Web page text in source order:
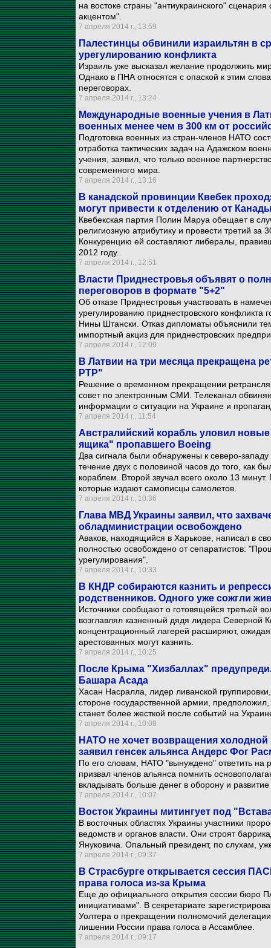
на востоке страны "антиукраинского"
акцентом".
7 апреля 2014 г., 13:59
Палестинцы обвинили израильтян в
урегулированию конфликта
Израиль уже высказал желание продолжить
Однако в ПНА относятся с опаской к этим
переговорах.
7 апреля 2014 г., 13:24
Международные военные учения в
военных менее чем в 300 км от
Подготовка военных из стран-членов НАТО
отработка тактических задач на Адажском
учения, заявил, что только военное
современного мира.
7 апреля 2014 г., 13:16
В канадской провинции Квебек
могут привести к отделению от
Квебекская партия Полин Маруа обещает в
религиозную атрибутику и провести третий
Конкуренцию ей составляют либералы,
2012 году.
7 апреля 2014 г., 12:51
Власти Приднестровья объявят о
переговоров в формате "5+2"
Об отказе Приднестровья участвовать в
урегулированию приднестровского конфликта
Нины Штански. Отказ дипломаты объяснили
импортный акциз для приднестровских
7 апреля 2014 г., 12:09
В Латвии на три месяца прекращена
РТР"
Решение о временном прекращении
совет по электронным СМИ. Телеканал
информации о ситуации на Украине и
7 апреля 2014 г., 11:54
Австралийский корабль уловил
ящика" пропавшего Boeing
Два сигнала были обнаружены к северо-
течение двух с половиной часов до того, как
кораблем. Второй звучал всего около 13
которые издают самописцы самолетов.
7 апреля 2014 г., 10:36
Глава МВД Украины заявил, что
обладминистрации освобождено
Аваков, находящийся в Харькове, написал в
полностью освобождено от сепаратистов:
урегулирования".
7 апреля 2014 г., 10:33
В КНДР собираются казнить и
родственников. Одного уже сожгли
Источники сообщают о готовящейся третьей
возглавлял казненный дядя лидера
концентрационный лагерей расширяют,
арестованных могут казнить.
7 апреля 2014 г., 10:25
После Крыма "Хизбаллах"
Башара Асада
Хасан Насралла, лидер ливанской
стороне государственной армии,
станет более жесткой после событий на
7 апреля 2014 г., 10:08
НАТО не хочет возвращения
заявил генсек альянса Андерс Фог
По его словам, НАТО "вынуждено" ответить на
призвал членов альянса помнить
вкладывать больше денег в оборону и
7 апреля 2014 г., 10:07
Восток Украины митингует под
В восточных областях Украины участники
ведомств и органов власти. Они строят
Януковича. Опальный президент, по слухам,
7 апреля 2014 г., 09:37
В Страсбурге открывается сессия
права голоса из-за Крыма
Еще до официального открытия сессии бюро
инициативами". В секретариате
Уолтера о прекращении полномочий
лишении России права голоса в Ассамблее.
7 апреля 2014 г., 09:17